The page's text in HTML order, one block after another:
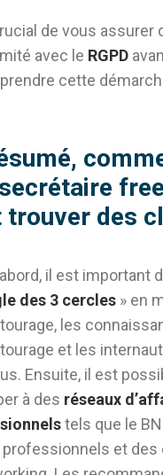
de vous assurer
avec le RGPD
cette
trouver des
il est important
des 3 cercles » en
les
et les
Ensuite, il est
à des réseaux
tels que le
professionnels et des